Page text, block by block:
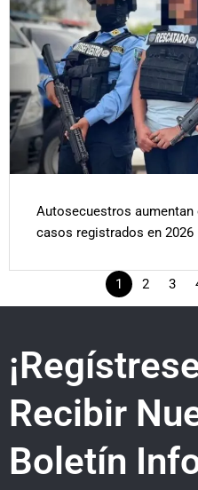
Autosecuestros
casos registrados en 2026
1 2 3
Recibir
Boletín